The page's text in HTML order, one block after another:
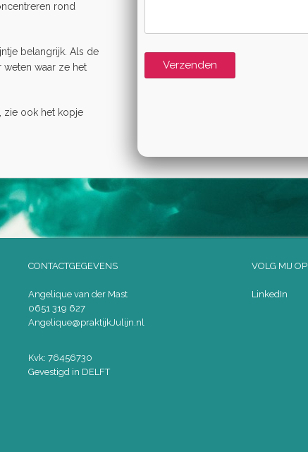
rond
belangrijk. Als de
weten waar ze het
zie ook het kopje
CONTACTGEGEVENS
Angelique van der Mast
0651 319 627
Angelique@praktijkJulijn.nl
Kvk: 76456730
Gevestigd in DELFT
VOLG MIJ OP
LinkedIn